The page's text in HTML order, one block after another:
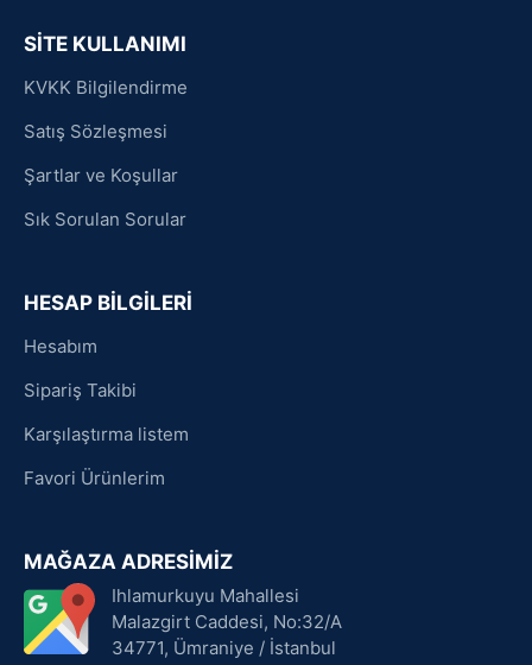
SİTE KULLANIMI
KVKK Bilgilendirme
Satış Sözleşmesi
Şartlar ve Koşullar
Sık Sorulan Sorular
HESAP BİLGİLERİ
Hesabım
Sipariş Takibi
Karşılaştırma listem
Favori Ürünlerim
MAĞAZA ADRESİMİZ
Ihlamurkuyu Mahallesi
Malazgirt Caddesi, No:32/A
34771, Ümraniye / İstanbul